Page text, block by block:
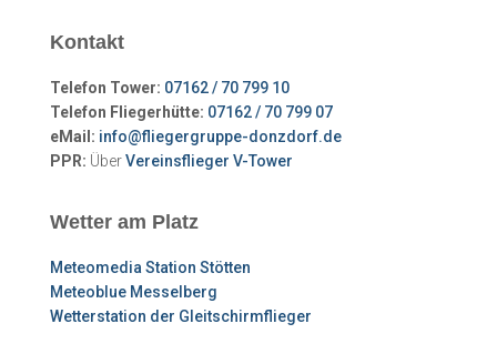
Kontakt
Telefon Tower: 07162 / 70 799 10
Telefon Fliegerhütte: 07162 / 70 799 07
eMail: info@fliegergruppe-donzdorf.de
PPR: ÜberVereinsflieger V-Tower
Wetter am Platz
Meteomedia Station Stötten
Meteoblue Messelberg
Wetterstation der Gleitschirmflieger